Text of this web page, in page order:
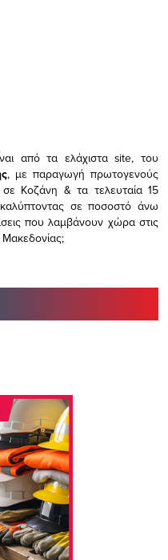
από τα ελάχισταsite, του
, με παραγωγή πρωτογενούς
σε Κοζάνη & τα τελευταία 15
σε ποσοστό άνω
που λαμβάνουν χώρα στις